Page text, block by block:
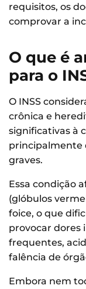
requisitos, os
comprovar a
O que é
para o
O INSS
crônica e
significativas à
principalmente
graves.
Essa condição
(glóbulos
foice, o que
provocar dores
frequentes,
falência de
Embora nem